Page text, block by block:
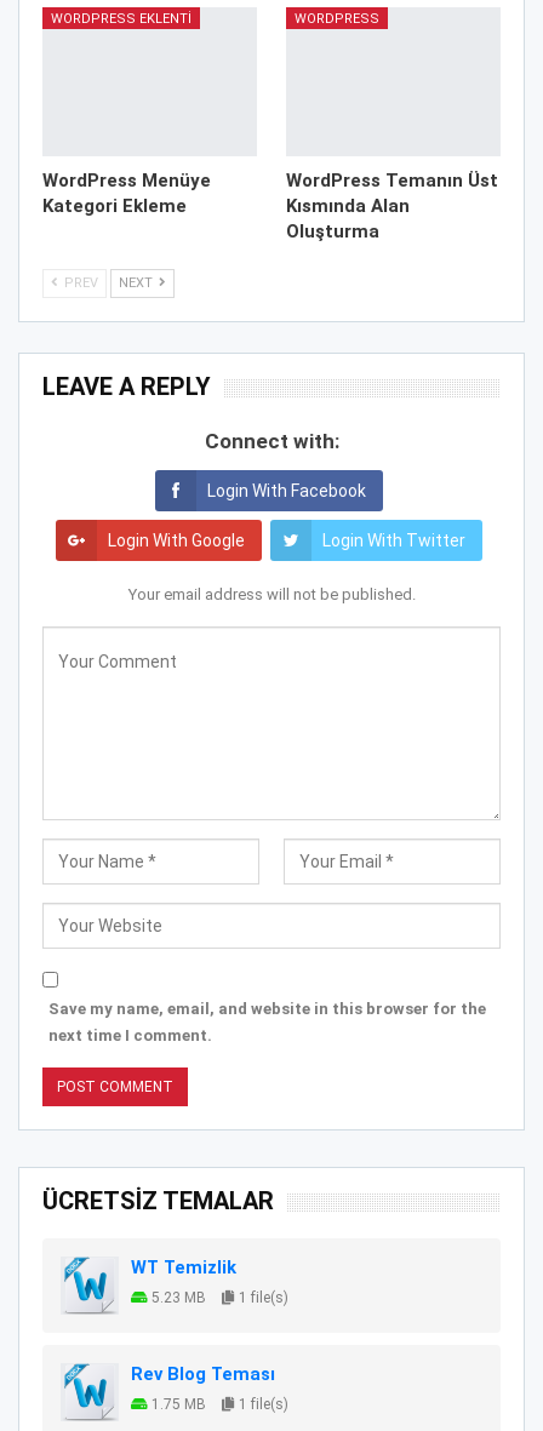
WORDPRESS EKLENTI
WordPress Menüye
Kategori Ekleme
WORDPRESS
WordPress Temanın Üst
Kısmında Alan
Oluşturma
PREV NEXT
LEAVE A REPLY
Connect with:
Login With Facebook
Login With Google Login With Twitter
Your email address will not be published.
Save my name, email, and website in this browser for the
next time I comment.
ÜCRETSİZ TEMALAR
WT Temizlik
5.23 MB 1 file(s)
Rev Blog Teması
1.75 MB 1 file(s)